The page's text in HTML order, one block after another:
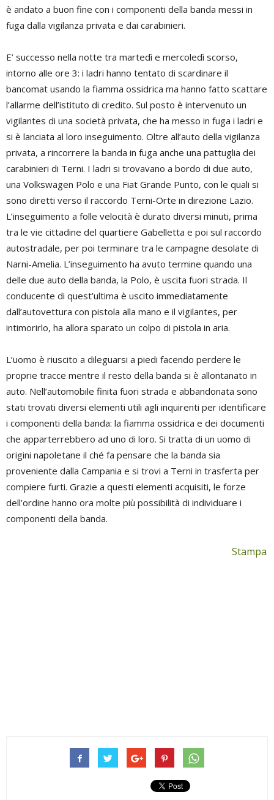
è andato a buon fine con i componenti della banda messi in
fuga dalla vigilanza privata e dai carabinieri.
E’ successo nella notte tra martedì e mercoledì scorso,
intorno alle ore 3: i ladri hanno tentato di scardinare il
bancomat usando la fiamma ossidrica ma hanno fatto scattare
l’allarme dell’istituto di credito. Sul posto è intervenuto un
vigilantes di una società privata, che ha messo in fuga i ladri e
si è lanciata al loro inseguimento. Oltre all’auto della vigilanza
privata, a rincorrere la banda in fuga anche una pattuglia dei
carabinieri di Terni. I ladri si trovavano a bordo di due auto,
una Volkswagen Polo e una Fiat Grande Punto, con le quali si
sono diretti verso il raccordo Terni-Orte in direzione Lazio.
L’inseguimento a folle velocità è durato diversi minuti, prima
tra le vie cittadine del quartiere Gabelletta e poi sul raccordo
autostradale, per poi terminare tra le campagne desolate di
Narni-Amelia. L’inseguimento ha avuto termine quando una
delle due auto della banda, la Polo, è uscita fuori strada. Il
conducente di quest’ultima è uscito immediatamente
dall’autovettura con pistola alla mano e il vigilantes, per
intimorirlo, ha allora sparato un colpo di pistola in aria.
L’uomo è riuscito a dileguarsi a piedi facendo perdere le
proprie tracce mentre il resto della banda si è allontanato in
auto. Nell’automobile finita fuori strada e abbandonata sono
stati trovati diversi elementi utili agli inquirenti per identificare
i componenti della banda: la fiamma ossidrica e dei documenti
che apparterrebbero ad uno di loro. Si tratta di un uomo di
origini napoletane il ché fa pensare che la banda sia
proveniente dalla Campania e si trovi a Terni in trasferta per
compiere furti. Grazie a questi elementi acquisiti, le forze
dell’ordine hanno ora molte più possibilità di individuare i
componenti della banda.
Stampa